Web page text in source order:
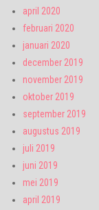
april 2020
februari 2020
januari 2020
december 2019
november 2019
oktober 2019
september 2019
augustus 2019
juli 2019
juni 2019
mei 2019
april 2019